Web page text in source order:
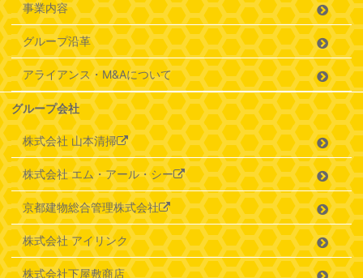
事業内容
グループ沿革
アライアンス・M&Aについて
グループ会社
株式会社 山本清掃
株式会社 エム・アール・シー
京都建物総合管理株式会社
株式会社 アイリンク
株式会社下屋敷商店